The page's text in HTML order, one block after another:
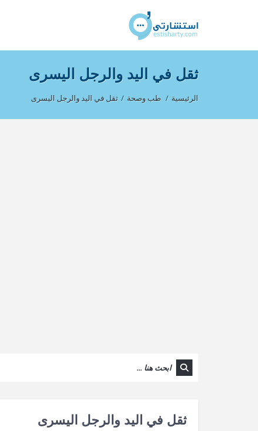
ثقل في اليد والرجل اليسرى
الرئيسية / طب وصحة / ثقل في اليد والرجل اليسرى
ثقل في اليد والرجل اليسرى